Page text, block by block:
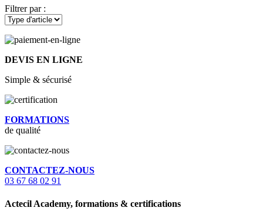
Filtrer par :
DEVIS EN LIGNE
Simple & sécurisé
FORMATIONS
de qualité
CONTACTEZ-NOUS
03 67 68 02 91
Actecil Academy, formations & certifications